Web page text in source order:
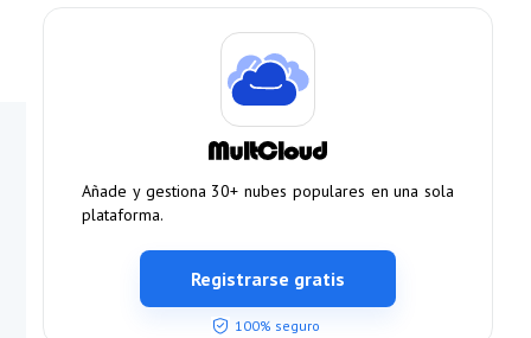
Añade y gestiona 30+ nubes populares en una sola
plataforma.
Registrarse gratis
100% seguro